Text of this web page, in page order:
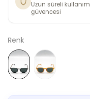
Uzun süreli kullanım
güvencesi
Renk